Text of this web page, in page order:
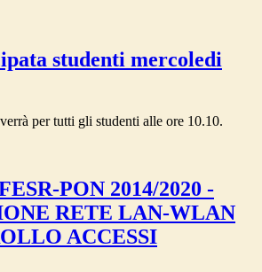
studenti mercoledi
per tutti gli studenti alle ore 10.10.
PON 2014/2020 -
RETE LAN-WLAN
ACCESSI